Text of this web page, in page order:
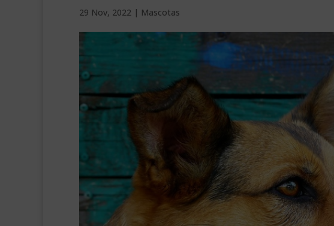
29 Nov, 2022 | Mascotas